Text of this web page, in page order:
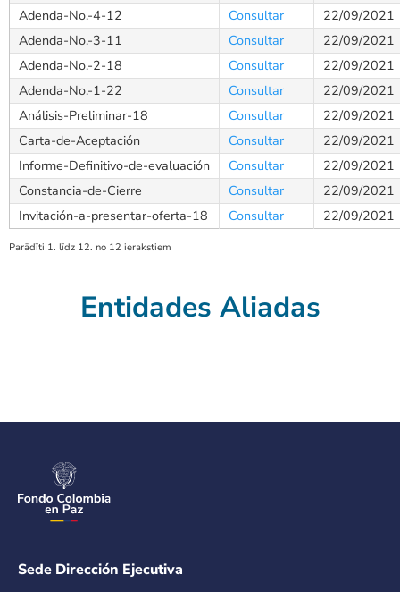
Adenda-No.-4-12
Consultar
22/09/2021
Adenda-No.-3-11
Consultar
22/09/2021
Adenda-No.-2-18
Consultar
22/09/2021
Adenda-No.-1-22
Consultar
22/09/2021
Análisis-Preliminar-18
Consultar
22/09/2021
Carta-de-Aceptación
Consultar
22/09/2021
Informe-Definitivo-de-evaluación
Consultar
22/09/2021
Constancia-de-Cierre
Consultar
22/09/2021
Invitación-a-presentar-oferta-18
Consultar 22/09/2021
Parādīti 1. līdz 12. no 12 ierakstiem
Entidades Aliadas
Sede Dirección Ejecutiva